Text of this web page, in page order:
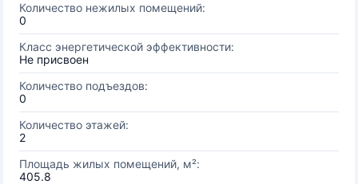
Количество нежилых помещений:
0
Класс энергетической эффективности:
Не присвоен
Количество подъездов:
0
Количество этажей:
2
Площадь жилых помещений, м²:
405.8